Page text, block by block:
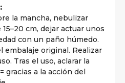
la mancha, nebulizar
cm, dejar actuar unos
con un paño húmedo.
embalaje original. Realizar
Tras el uso, aclarar la
gracias a la acción del